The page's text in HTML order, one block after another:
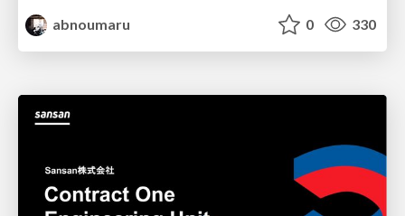
abnoumaru
0 330